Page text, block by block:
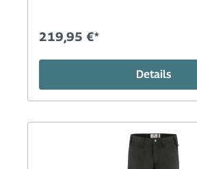
219,95 €*
Details